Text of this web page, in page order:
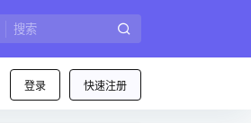
登录 快速注册